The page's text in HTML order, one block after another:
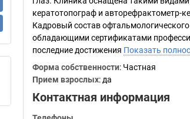
кератотопограф и авторефрактометр-
Кадровый состав
обладающими сертификатами
последние достижения Показать
Форма собственности: Частная
Прием взрослых: да
Контактная информация